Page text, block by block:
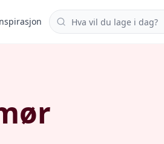
Søk i oppskrifter